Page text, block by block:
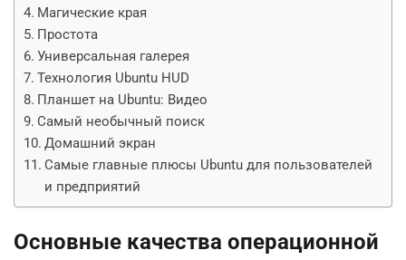
Магические края
Простота
Универсальная галерея
Технология Ubuntu HUD
Планшет на Ubuntu: Видео
Самый необычный поиск
Домашний экран
Самые главные плюсы Ubuntu для пользователей
и предприятий
Основные качества операционной